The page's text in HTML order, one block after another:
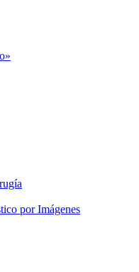
por Imágenes